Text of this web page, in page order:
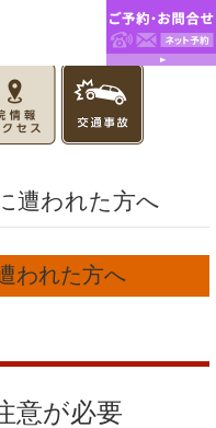
遭われた方へ
われた方へ
意が必要